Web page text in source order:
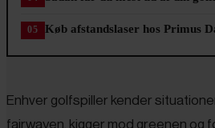
Køb afstandslaser hos Primus
Enhver golfspiller kender
fairwayen, kigger mod greenen og